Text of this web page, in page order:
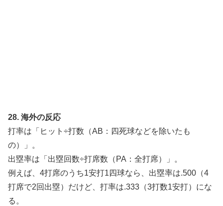
28. 海外の反応
打率は「ヒット÷打数（AB：四死球などを除いたも
の）」。
出塁率は「出塁回数÷打席数（PA：全打席）」。
例えば、4打席のうち1安打1四球なら、出塁率は.500（4
打席で2回出塁）だけど、打率は.333（3打数1安打）にな
る。